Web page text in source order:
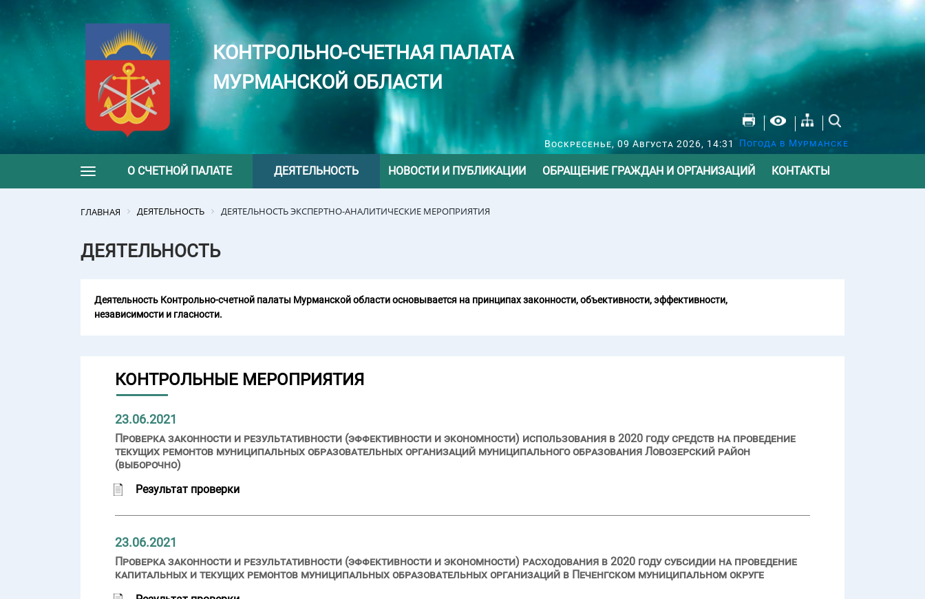
КОНТРОЛЬНО-СЧЕТНАЯ ПАЛАТА
МУРМАНСКОЙ ОБЛАСТИ
Воскресенье, 09 Августа 2026, 14:31 Погода в Мурманске
Toggle navigation
О СЧЕТНОЙ ПАЛАТЕ ДЕЯТЕЛЬНОСТЬ НОВОСТИ И ПУБЛИКАЦИИ ОБРАЩЕНИЕ ГРАЖДАН И ОРГАНИЗАЦИЙ КОНТАКТЫ
ГЛАВНАЯ ДЕЯТЕЛЬНОСТЬ ДЕЯТЕЛЬНОСТЬ ЭКСПЕРТНО-АНАЛИТИЧЕСКИЕ МЕРОПРИЯТИЯ
ДЕЯТЕЛЬНОСТЬ
Деятельность Контрольно-счетной палаты Мурманской области основывается на принципах законности, объективности, эффективности,
независимости и гласности.
КОНТРОЛЬНЫЕ МЕРОПРИЯТИЯ
23.06.2021
Проверка законности и результативности (эффективности и экономности) использования в 2020 году средств на проведение
текущих ремонтов муниципальных образовательных организаций муниципального образования Ловозерский район
(выборочно)
Результат проверки
23.06.2021
Проверка законности и результативности (эффективности и экономности) расходования в 2020 году субсидии на проведение
капитальных и текущих ремонтов муниципальных образовательных организаций в Печенгском муниципальном округе